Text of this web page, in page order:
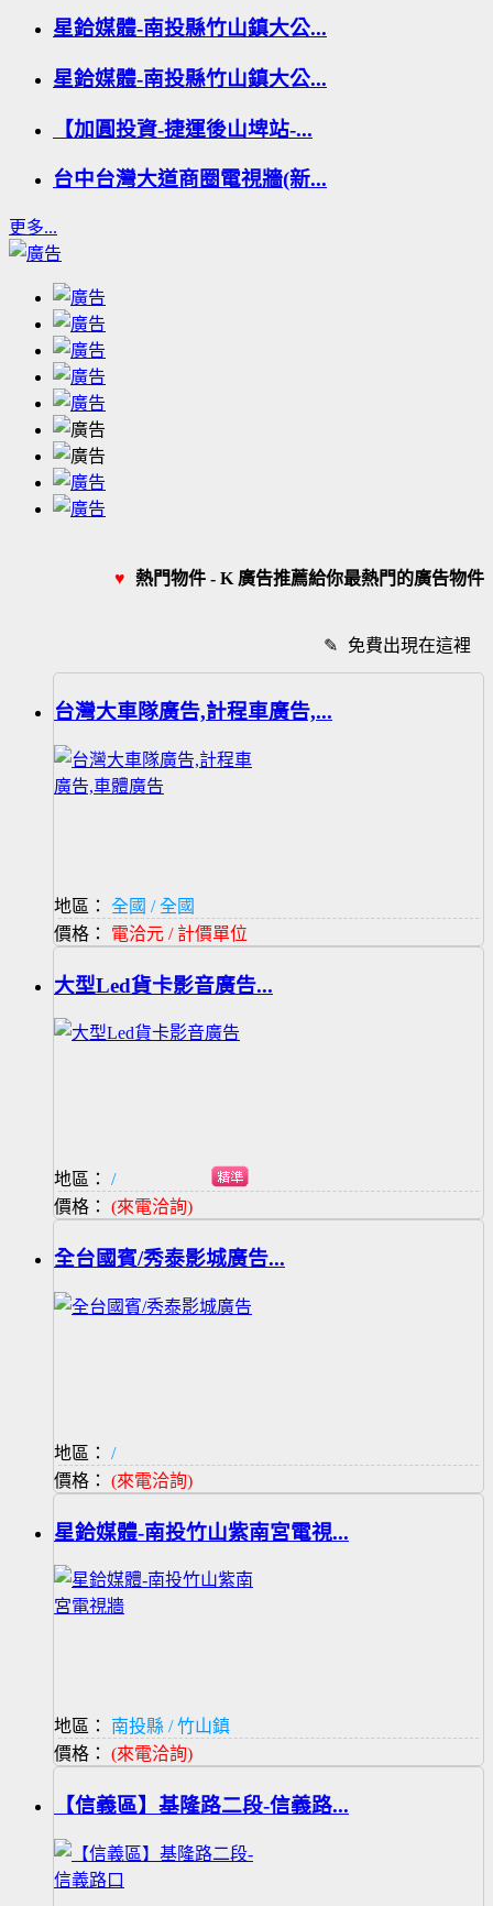
星鉿媒體-南投縣竹山鎮大公...
星鉿媒體-南投縣竹山鎮大公...
【加圓投資-捷運後山埤站-...
台中台灣大道商圈電視牆(新...
更多...
♥ 熱門物件 - K 廣告推薦給你最熱門的廣告物件
✎ 免費出現在這裡
台灣大車隊廣告,計程車廣告,...
地區：
全國 / 全國
價格： 電洽元 / 計價單位
大型Led貨卡影音廣告...
地區：
/
價格： (來電洽詢)
全台國賓/秀泰影城廣告...
地區：
/
價格： (來電洽詢)
星鉿媒體-南投竹山紫南宮電視...
地區：
南投縣 / 竹山鎮
價格： (來電洽詢)
【信義區】基隆路二段-信義路...